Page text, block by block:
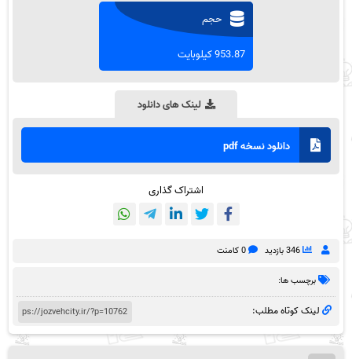
حجم
953.87 کیلوبایت
لینک های دانلود
دانلود نسخه pdf
اشتراک گذاری
346 بازدید 0 کامنت
برچسب ها:
لینک کوتاه مطلب: